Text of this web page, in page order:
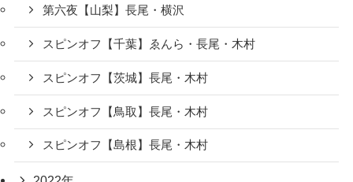
第六夜【山梨】長尾・横沢
スピンオフ【千葉】ゑんら・長尾・木村
スピンオフ【茨城】長尾・木村
スピンオフ【鳥取】長尾・木村
スピンオフ【島根】長尾・木村